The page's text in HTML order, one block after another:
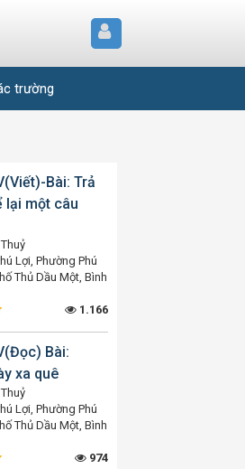
trường
Bài: Trả
lại một câu
Lợi, Phường Phú
Thủ Dầu Một, Bình
1.166
Bài:
xa quê
Lợi, Phường Phú
Thủ Dầu Một, Bình
974